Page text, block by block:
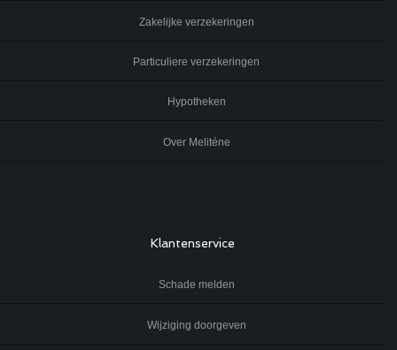
Zakelijke verzekeringen
Particuliere verzekeringen
Hypotheken
Over Meliténe
Klantenservice
Schade melden
Wijziging doorgeven